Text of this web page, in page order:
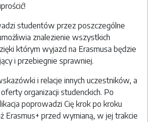
studentów przez poszczególne
znalezienie wszystkich
którym wyjazd na Erasmusa będzie
i przebiegnie sprawniej.
i relacje innych uczestników, a
organizacji studenckich. Po
poprowadzi Cię krok po kroku
Erasmus+ przed wymianą, w jej trakcie